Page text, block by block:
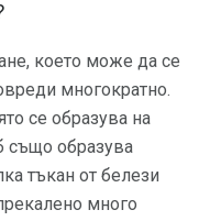
което може да се
многократно.
се образува на
също образува
тъкан от белези
много